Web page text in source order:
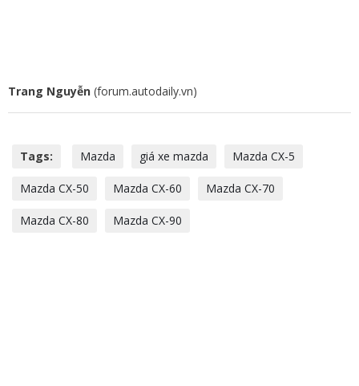
Trang Nguyễn (forum.autodaily.vn)
Tags: Mazda giá xe mazda Mazda CX-5
Mazda CX-50 Mazda CX-60 Mazda CX-70
Mazda CX-80 Mazda CX-90